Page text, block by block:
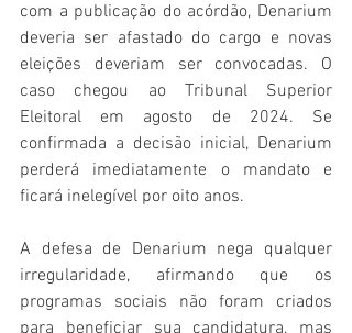
com a publicação do acórdão, Denarium
deveria ser afastado do cargo e novas
eleições deveriam ser convocadas. O
caso chegou ao Tribunal Superior
Eleitoral em agosto de 2024. Se
confirmada a decisão inicial, Denarium
perderá imediatamente o mandato e
ficará inelegível por oito anos.
A defesa de Denarium nega qualquer
irregularidade, afirmando que os
programas sociais não foram criados